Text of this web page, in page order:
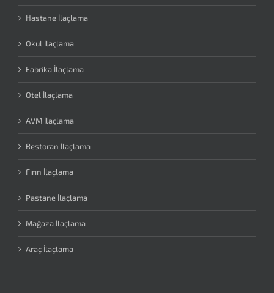
Hastane İlaçlama
Okul İlaçlama
Fabrika İlaçlama
Otel İlaçlama
AVM İlaçlama
Restoran İlaçlama
Fırın İlaçlama
Pastane İlaçlama
Mağaza İlaçlama
Araç İlaçlama